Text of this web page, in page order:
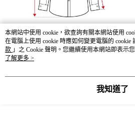
本網站中使用 cookie，欲查詢有關本網站使用
在電腦上使用 cookie 時應如何變更電腦的 cookie
款 」之 Cookie 聲明。您繼續使用本網站即表示
之 Cookie 聲明使用 cookie。
了解更多 >
我知道了